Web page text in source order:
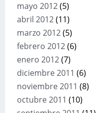
mayo 2012(5)
abril 2012(11)
marzo 2012(5)
febrero 2012(6)
enero 2012(7)
diciembre 2011 (6)
noviembre 2011 (8)
octubre 2011 (10)